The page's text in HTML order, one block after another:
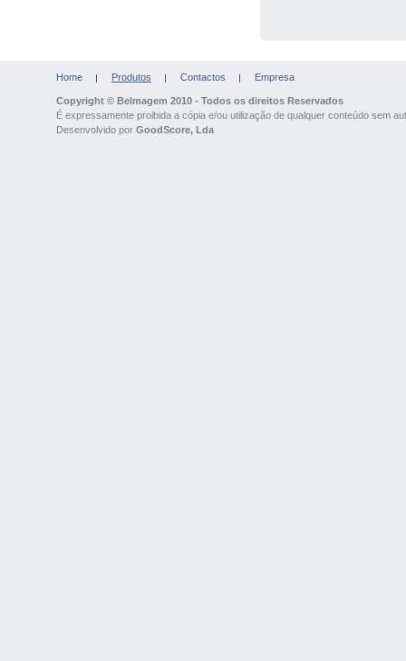
Home Produtos Contactos Empresa
Copyright © Belmagem 2010 - Todos os direitos Reservados
É expressamente proibida a cópia e/ou utilização de qualquer conteúdo sem
Desenvolvido por GoodScore, Lda